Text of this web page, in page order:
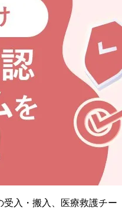
入・搬入、医療救護チー